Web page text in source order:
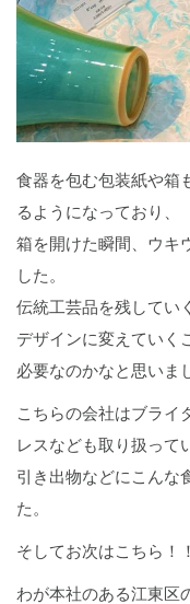
食器を包む包装紙や箱
るようになっており、
箱を開けた瞬間、ウキ
した。
伝統工芸品を残してい
デザインに変えていく
必要なのかなと思いま
こちらの会社はブライ
レスなども取り扱って
引き出物などにこんな
た。
そしてお次はこちら！！
わが本社のある江東区